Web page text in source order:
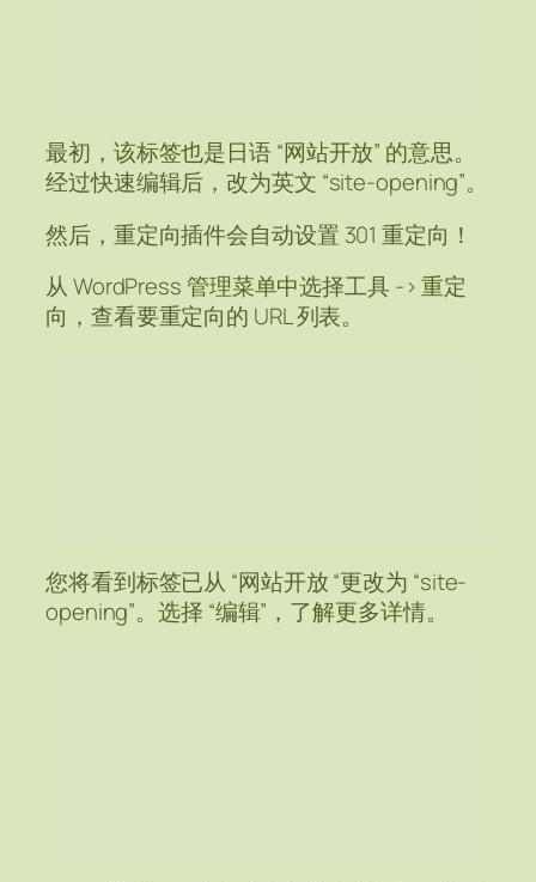
最初，该标签也是日语 “网站开放” 的意思。
经过快速编辑后，改为英文 “site-opening”。
然后，重定向插件会自动设置 301 重定向！
从 WordPress 管理菜单中选择工具 -> 重定
向，查看要重定向的 URL 列表。
您将看到标签已从 “网站开放 “更改为 “site-
opening”。选择 “编辑”，了解更多详情。